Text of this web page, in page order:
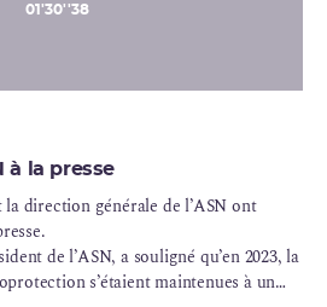
01'30''38
à la presse
direction générale de l’ASN ont
de l’ASN, a souligné qu’en 2023, la
s’étaient maintenues à un